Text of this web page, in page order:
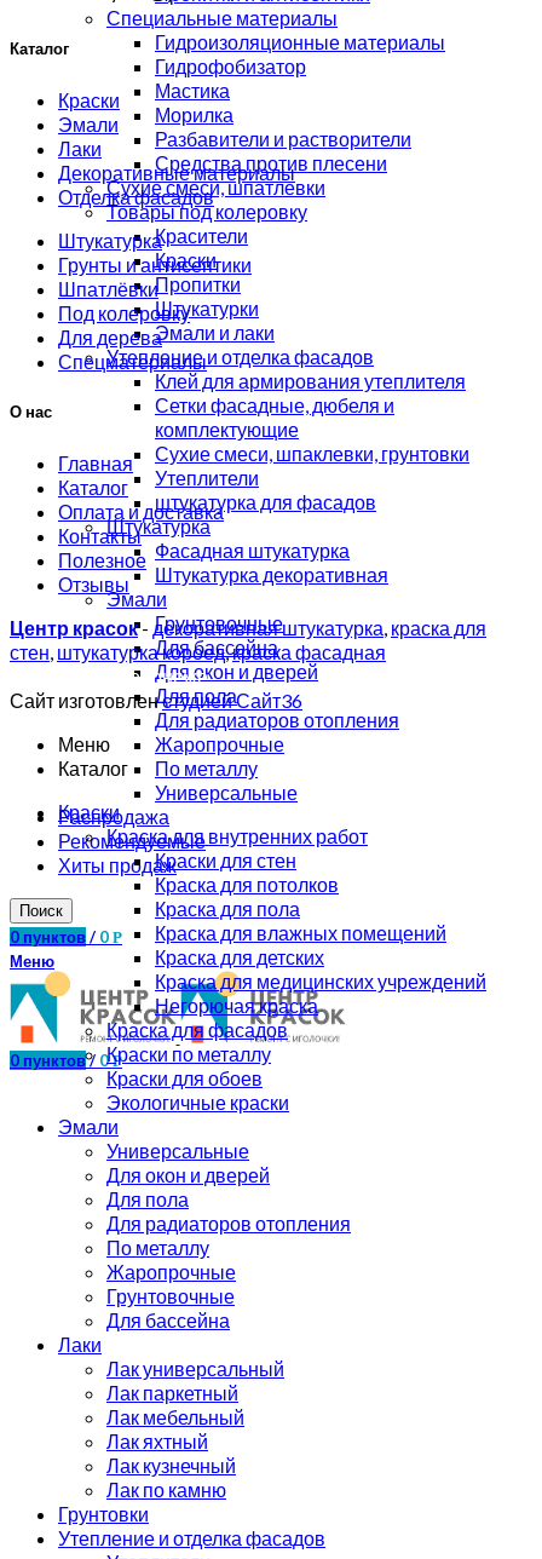
Специальные материалы
Гидроизоляционные материалы
Гидрофобизатор
Мастика
Морилка
Разбавители и растворители
Средства против плесени
Сухие смеси, шпатлевки
Товары под колеровку
Красители
Краски
Пропитки
Штукатурки
Эмали и лаки
Утепление и отделка фасадов
Клей для армирования утеплителя
Сетки фасадные, дюбеля и
комплектующие
Сухие смеси, шпаклевки, грунтовки
Утеплители
штукатурка для фасадов
Штукатурка
Фасадная штукатурка
Штукатурка декоративная
Эмали
Грунтовочные
Для бассейна
Для окон и дверей
Для пола
Для радиаторов отопления
Жаропрочные
По металлу
Универсальные
Распродажа
Рекомендуемые
Хиты продаж
Поиск
0 пунктов/ 0 Р
Меню
0 пунктов/ 0Р
Каталог
Краски
Эмали
Лаки
Декоративные материалы
Отделка фасадов
Штукатурка
Грунты и антисептики
Шпатлёвки
Под колеровку
Для дерева
Спецматериалы
О нас
Главная
Каталог
Оплата и доставка
Контакты
Полезное
Отзывы
Центр красок- декоративная штукатурка, краска для
стен, штукатурка короед,краска фасадная
линолеум в Воронеже
Сайт изготовленстудией Сайт36
Меню
Каталог
Краски
Краска для внутренних работ
Краски для стен
Краска для потолков
Краска для пола
Краска для влажных помещений
Краска для детских
Краска для медицинских учреждений
Негорючая краска
Краска для фасадов
Краски по металлу
Краски для обоев
Экологичные краски
Эмали
Универсальные
Для окон и дверей
Для пола
Для радиаторов отопления
По металлу
Жаропрочные
Грунтовочные
Для бассейна
Лаки
Лак универсальный
Лак паркетный
Лак мебельный
Лак яхтный
Лак кузнечный
Лак по камню
Грунтовки
Утепление и отделка фасадов